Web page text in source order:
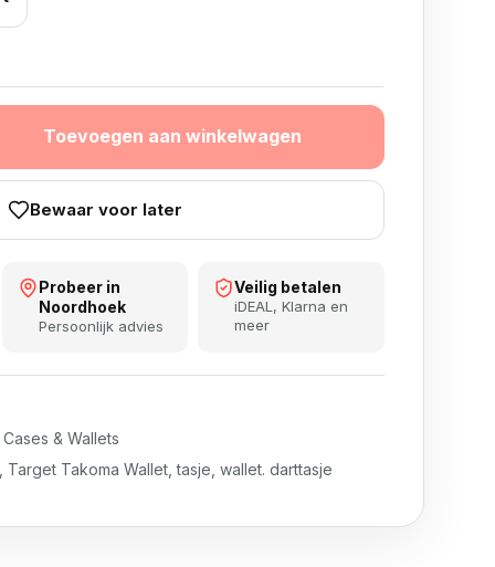
Toevoegen aan winkelwagen
Bewaar voor later
Probeer in
Noordhoek
Persoonlijk advies
Veilig betalen
iDEAL, Klarna en
meer
Cases & Wallets
Target Takoma Wallet ,tasje ,wallet. darttasje